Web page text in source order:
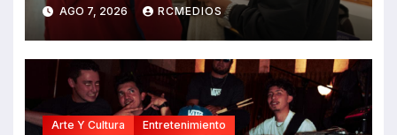
laborales para la juventud de
Cundinamarca!
AGO 7, 2026 RCMEDIOS
Arte Y Cultura Entretenimiento